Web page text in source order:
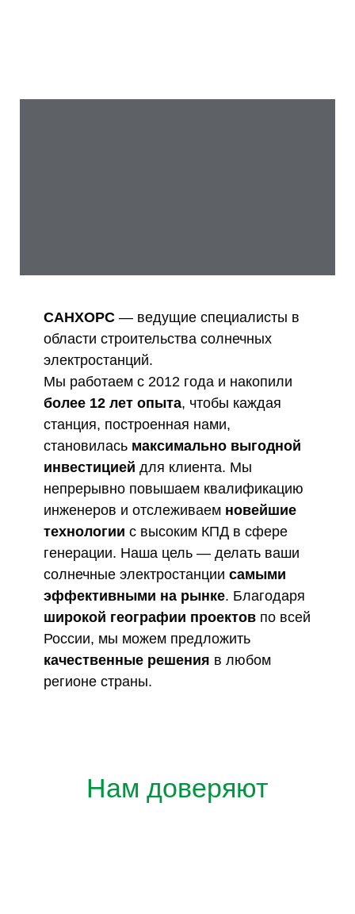
САНХОРС — ведущие специалисты в
области строительства солнечных
электростанций.
Мы работаем с 2012 года и накопили
более 12 лет опыта, чтобы каждая
станция, построенная нами,
становилась максимально выгодной
инвестицией для клиента. Мы
непрерывно повышаем квалификацию
инженеров и отслеживаем новейшие
технологии с высоким КПД в сфере
генерации. Наша цель — делать ваши
солнечные электростанции самыми
эффективными на рынке. Благодаря
широкой географии проектов по всей
России, мы можем предложить
качественные решения в любом
регионе страны.
Нам доверяют